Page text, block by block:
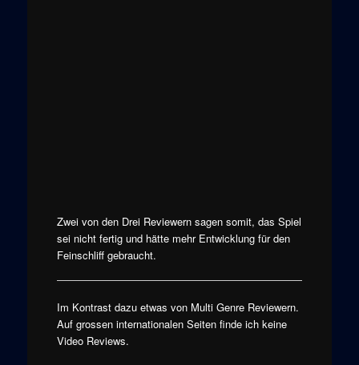
Zwei von den Drei Reviewern sagen somit, das Spiel
sei nicht fertig und hätte mehr Entwicklung für den
Feinschliff gebraucht.
Im Kontrast dazu etwas von Multi Genre Reviewern.
Auf grossen internationalen Seiten finde ich keine
Video Reviews.